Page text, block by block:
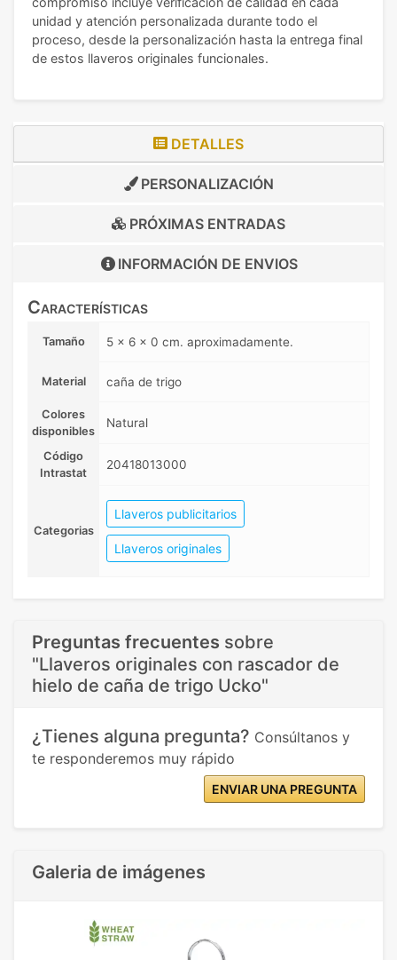
unidad y atención personalizada durante todo el
proceso, desde la personalización hasta la entrega final
de estos llaveros originales funcionales.
DETALLES
PERSONALIZACIÓN
PRÓXIMAS ENTRADAS
INFORMACIÓN DE ENVIOS
Características
Tamaño 5 x 6 x 0 cm. aproximadamente.
Material caña de trigo
Colores
disponibles
Natural
Código
Intrastat
20418013000
Categorias
Llaveros publicitarios
Llaveros originales
Preguntas frecuentes sobre
"Llaveros originales con rascador de
hielo de caña de trigo Ucko"
¿Tienes alguna pregunta? Consúltanos y
te responderemos muy rápido
ENVIAR UNA PREGUNTA
Galeria de imágenes